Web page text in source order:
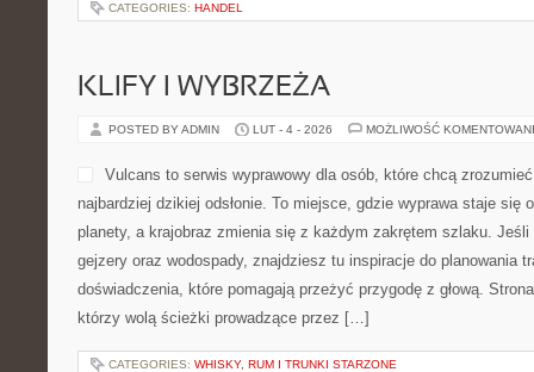
CATEGORIES: HANDEL
KLIFY I WYBRZEŻA
POSTED BY ADMIN LUT - 4 - 2026 MOŻLIWOŚĆ
Vulcans to serwis wyprawowy dla osób, które chcą
najbardziej dzikiej odsłonie. To miejsce, gdzie wyprawa staje się
planety, a krajobraz zmienia się z każdym zakrętem szlaku.
gejzery oraz wodospady, znajdziesz tu inspiracje do planowania
doświadczenia, które pomagają przeżyć przygodę z głową.
którzy wolą ścieżki prowadzące przez […]
CATEGORIES: WHISKY, RUM I TRUNKI STARZONE